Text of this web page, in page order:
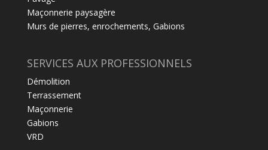
Maçonnerie paysagère
Murs de pierres, enrochements, Gabions
SERVICES AUX PROFESSIONNELS
Démolition
Terrassement
Maçonnerie
Gabions
VRD